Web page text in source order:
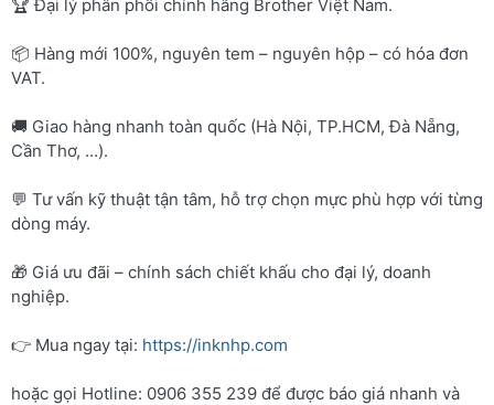
🏆 Đại lý phân phối chính hãng Brother Việt Nam.
📦 Hàng mới 100%, nguyên tem – nguyên hộp – có hóa đơn
VAT.
🚚 Giao hàng nhanh toàn quốc (Hà Nội, TP.HCM, Đà Nẵng,
Cần Thơ, …).
💬 Tư vấn kỹ thuật tận tâm, hỗ trợ chọn mực phù hợp với từng
dòng máy.
🎁 Giá ưu đãi – chính sách chiết khấu cho đại lý, doanh
nghiệp.
👉 Mua ngay tại: https://inknhp.com
hoặc gọi Hotline: 0906 355 239 để được báo giá nhanh và